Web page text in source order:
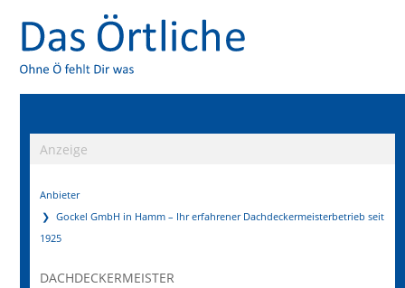
Anzeige
Anbieter
Gockel GmbH in Hamm – Ihr erfahrener Dachdeckermeisterbetrieb seit
1925
DACHDECKERMEISTER